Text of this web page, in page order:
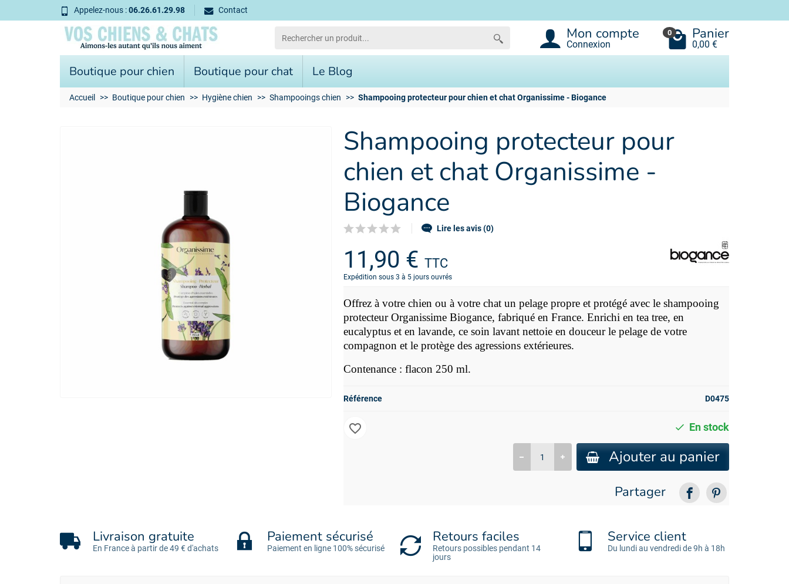
Appelez-nous :06.26.61.29.98 Contact
Mon compte
Connexion
0 Panier
0,00 €
Boutique pour chien Boutique pour chat Le Blog
Accueil Boutique pour chien Hygiène chien Shampooings chien Shampooing protecteur pour chien et chat Organissime - Biogance
Shampooing protecteur pour
chien et chat Organissime -
Biogance
Lire les avis (0)
11,90 €TTC
Expédition sous 3 à 5 jours ouvrés
Offrez à votre chien ou à votre chat un pelage propre et protégé avec le shampooing
protecteur Organissime Biogance, fabriqué en France. Enrichi en tea tree, en
eucalyptus et en lavande, ce soin lavant nettoie en douceur le pelage de votre
compagnon et le protège des agressions extérieures.
Contenance : flacon 250 ml.
Référence D0475
En stock
Ajouter au panier
favorite_border
Partager
Livraison gratuite
En France à partir de 49 € d'achats
Paiement sécurisé
Paiement en ligne 100% sécurisé
Retours faciles
Retours possibles pendant 14
jours
Service client
Du lundi au vendredi de 9h à 18h